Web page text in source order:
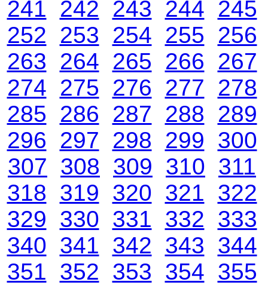
241
242 243 244 245
252
253 254 255
256
263
264 265 266
267
274 275 276 277
278
285
286 287 288
289
296
297 298 299 300
307 308 309 310 311
318 319 320 321 322
329 330 331 332 333
340 341 342 343 344
351 352 353 354 355